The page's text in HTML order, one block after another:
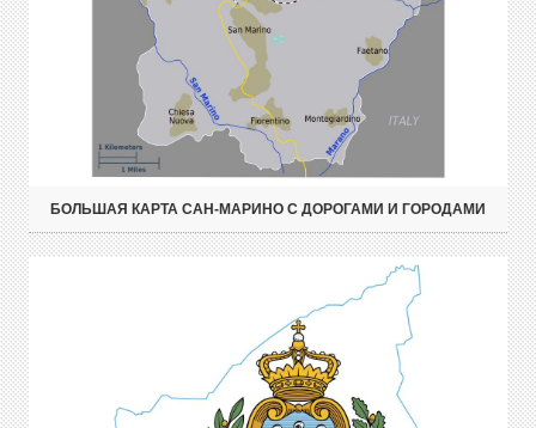
БОЛЬШАЯ КАРТА САН-МАРИНО С ДОРОГАМИ И ГОРОДАМИ